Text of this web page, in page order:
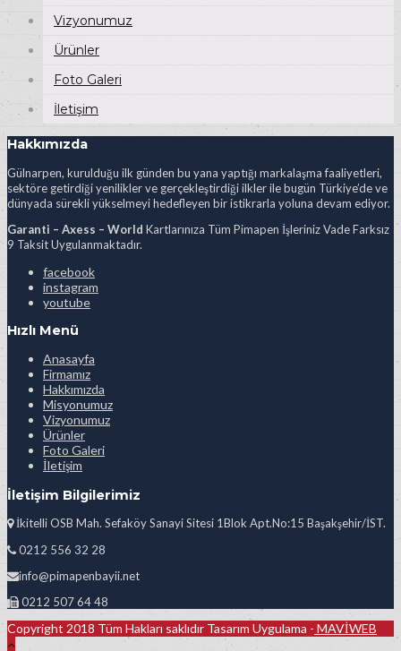
Vizyonumuz
Ürünler
Foto Galeri
İletişim
Hakkımızda
Gülnarpen, kurulduğu ilk günden bu yana yaptığı markalaşma faaliyetleri,
sektöre getirdiği yenilikler ve gerçekleştirdiği ilkler ile bugün Türkiye’de ve
dünyada sürekli yükselmeyi hedefleyen bir istikrarla yoluna devam ediyor.
Garanti – Axess – World Kartlarınıza Tüm Pimapen İşleriniz Vade Farksız
9 Taksit Uygulanmaktadır.
facebook
instagram
youtube
Hızlı Menü
Anasayfa
Firmamız
Hakkımızda
Misyonumuz
Vizyonumuz
Ürünler
Foto Galeri
İletişim
İletişim Bilgilerimiz
İkitelli OSB Mah. Sefaköy Sanayi Sitesi 1Blok Apt.No:15 Başakşehir/İST.
0212 556 32 28
info@pimapenbayii.net
0212 507 64 48
Copyright 2018 Tüm Hakları saklıdır Tasarım Uygulama - MAVİWEB